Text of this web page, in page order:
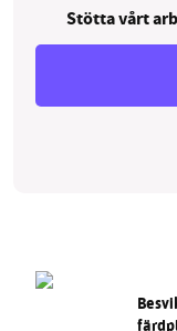
Stötta vårt